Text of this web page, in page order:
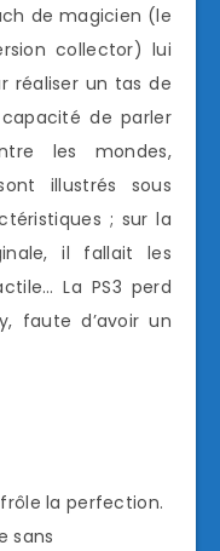
de magicien (le
collector) lui
réaliser un tas de
de parler
les mondes,
illustrés sous
; sur la
il fallait les
La PS3 perd
faute d’avoir un
la perfection.
sans